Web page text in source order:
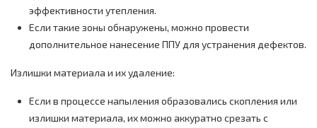
эффективности утепления.
Если такие зоны обнаружены, можно провести
дополнительное нанесение ППУ для устранения дефектов.
Излишки материала и их удаление:
Если в процессе напыления образовались скопления или
излишки материала, их можно аккуратно срезать с